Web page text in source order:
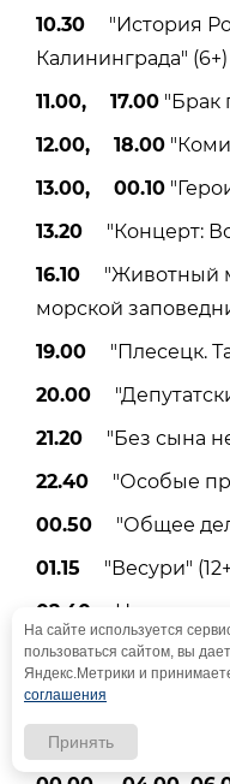
10.30 "История
Калининграда" (6+)
11.00, 17.00 "Брак
12.00, 18.00
13.00, 00.10
13.20 "Концерт:
16.10 "Животный
морской
19.00 "Плесецк.
20.00
21.20 "Без сына не
22.40 "Особые
00.50 "Общее
01.15 "Весури"
02.40 Ночное
Саратовский
На сайте используется
пользоваться сайтом, вы
Яндекс.Метрики и
соглашения
Принять